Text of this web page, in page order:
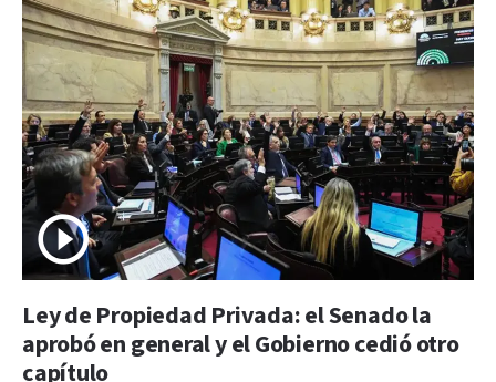
Ley de Propiedad Privada: el Senado la
aprobó en general y el Gobierno cedió otro
capítulo